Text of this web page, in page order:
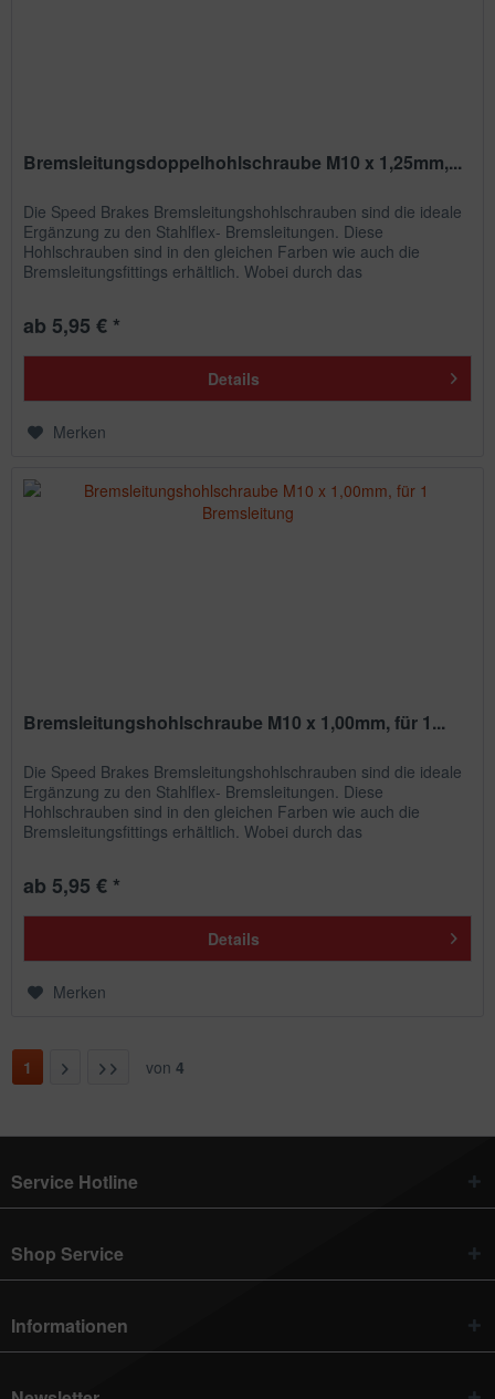
Bremsleitungsdoppelhohlschraube M10 x 1,25mm,...
Die Speed Brakes Bremsleitungshohlschrauben sind die ideale
Ergänzung zu den Stahlflex- Bremsleitungen. Diese
Hohlschrauben sind in den gleichen Farben wie auch die
Bremsleitungsfittings erhältlich. Wobei durch das
ab 5,95 € *
Details
Merken
Bremsleitungshohlschraube M10 x 1,00mm, für 1...
Die Speed Brakes Bremsleitungshohlschrauben sind die ideale
Ergänzung zu den Stahlflex- Bremsleitungen. Diese
Hohlschrauben sind in den gleichen Farben wie auch die
Bremsleitungsfittings erhältlich. Wobei durch das
ab 5,95 € *
Details
Merken
1 von 4
Service Hotline
Shop Service
Informationen